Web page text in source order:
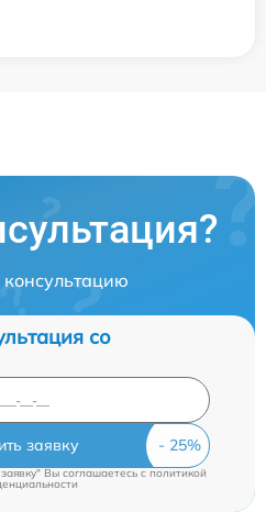
со
заявку
Вы соглашаетесь c политикой